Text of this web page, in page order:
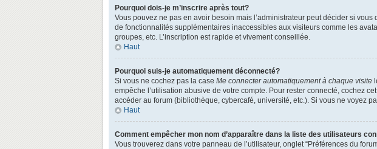
Pourquoi dois-je m’inscrire après tout?
Vous pouvez ne pas en avoir besoin mais l’administrateur peut décider si
de fonctionnalités supplémentaires inaccessibles aux visiteurs comme les
groupes, etc. L’inscription est rapide et vivement conseillée.
Haut
Pourquoi suis-je automatiquement déconnecté?
Si vous ne cochez pas la case Me connecter automatiquement à chaque visite
empêche l’utilisation abusive de votre compte. Pour rester connecté, cochez
accéder au forum (bibliothèque, cybercafé, université, etc.). Si vous ne voyez
Haut
Comment empêcher mon nom d’apparaître dans la liste des utilisateurs
Vous trouverez dans votre panneau de l’utilisateur, onglet “Préférences du